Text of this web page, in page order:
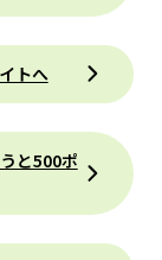
トへ
と500ポ